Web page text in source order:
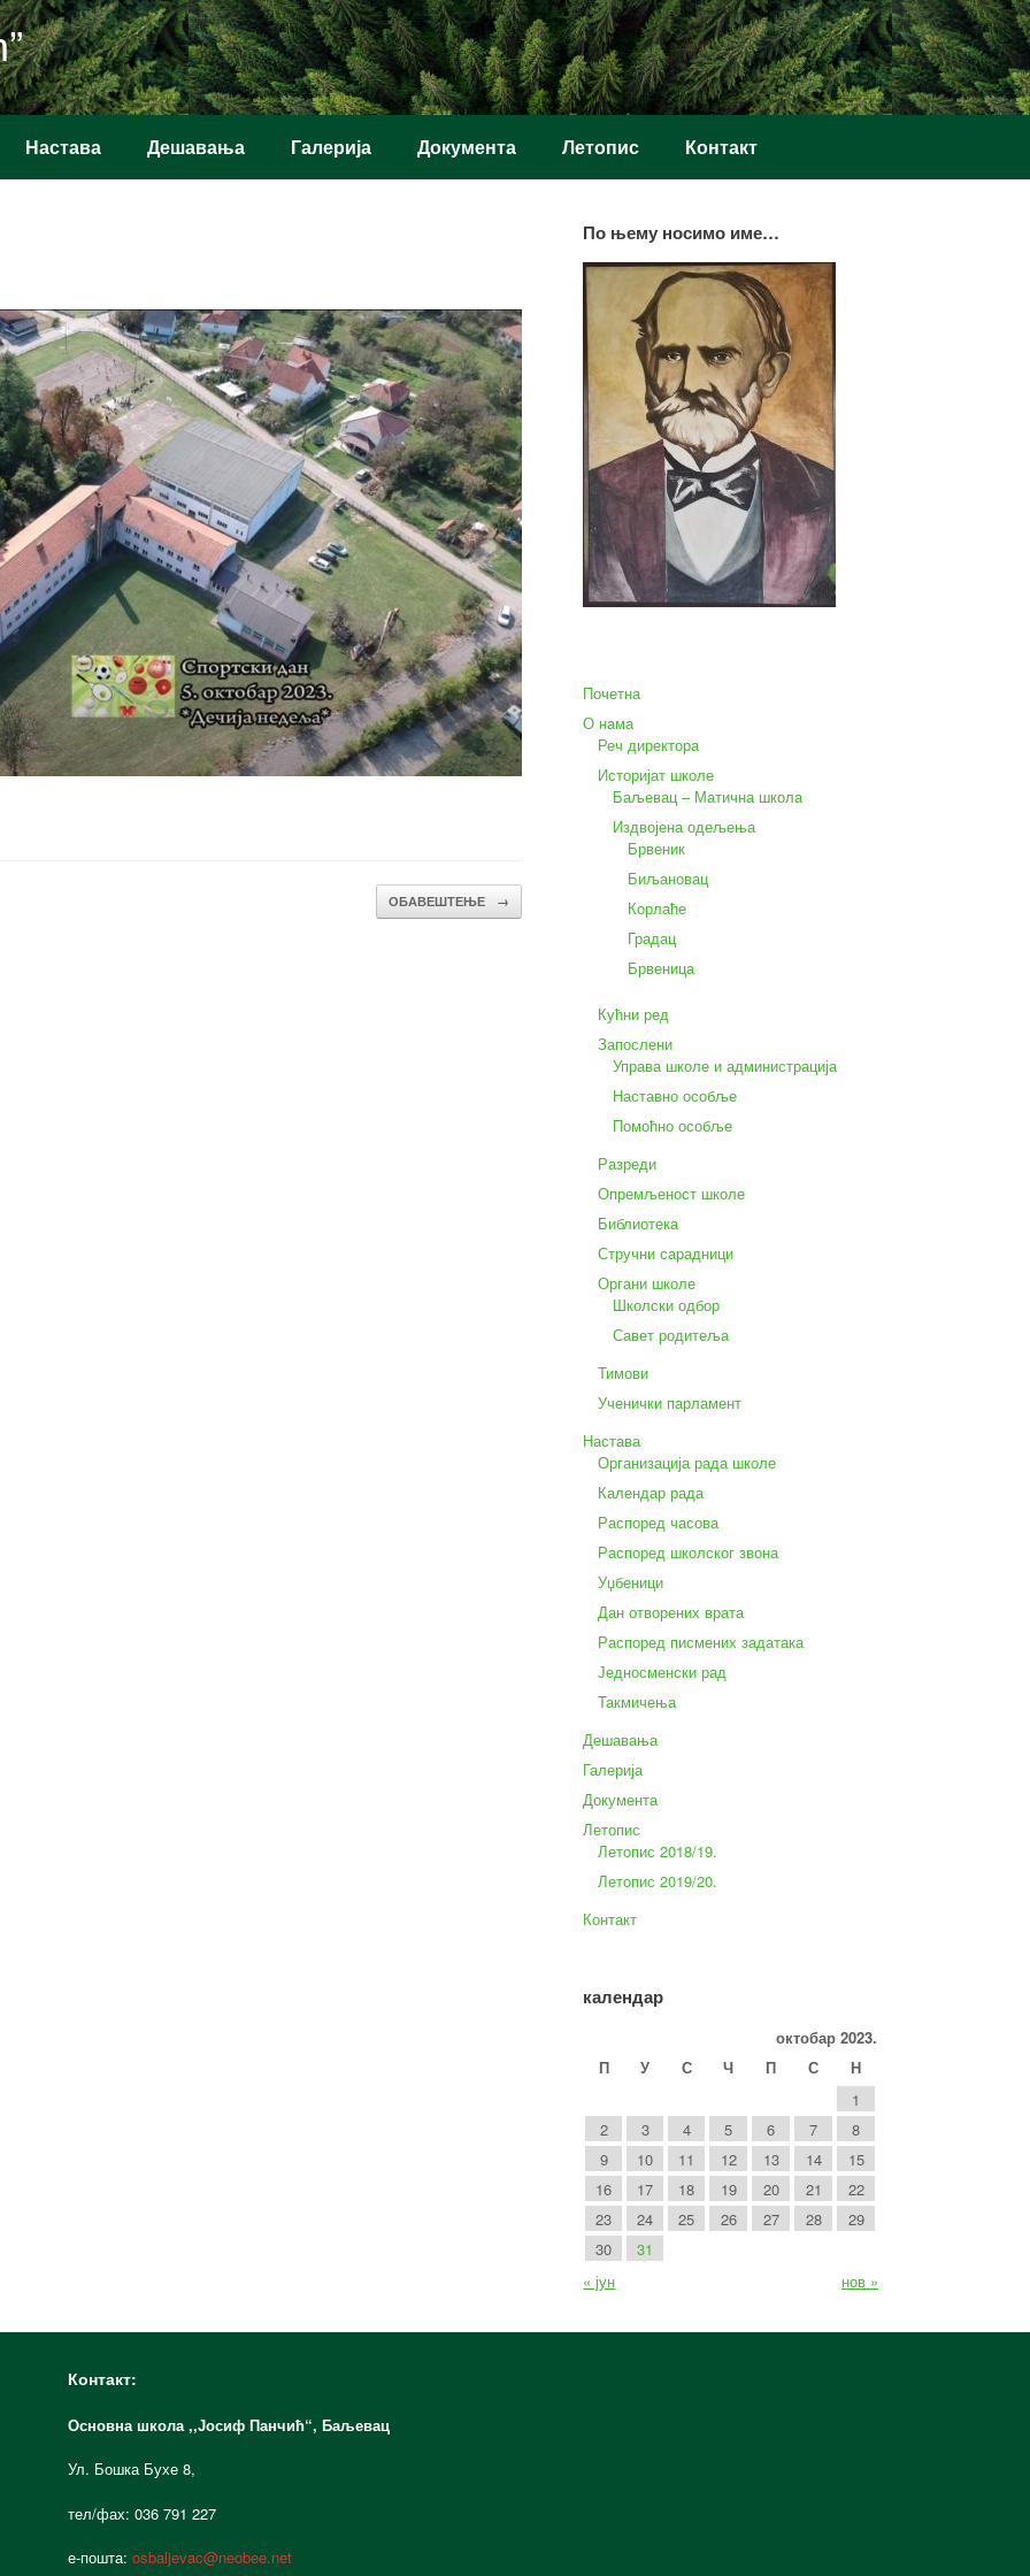
Настава Дешавања Галерија Документа Летопис Контакт
ОБАВЕШТЕЊЕ →
По њему носимо име…
Почетна
О нама
Реч директора
Историјат школе
Баљевац – Матична школа
Издвојена одељења
Брвеник
Биљановац
Корлаће
Градац
Брвеница
Кућни ред
Запослени
Управа школе и администрација
Наставно особље
Помоћно особље
Разреди
Опремљеност школе
Библиотека
Стручни сарадници
Органи школе
Школски одбор
Савет родитеља
Тимови
Ученички парламент
Настава
Организација рада школе
Календар рада
Распоред часова
Распоред школског звона
Уџбеници
Дан отворених врата
Распоред писмених задатака
Једносменски рад
Такмичења
Дешавања
Галерија
Документа
Летопис
Летопис 2018/19.
Летопис 2019/20.
Контакт
календар
октобар 2023.
П
У С Ч П С
Н
1
2
3 4 5 6 7
8
9
10 11 12 13 14
15
16
17 18 19 20 21
22
23
24 25 26 27 28
29
30
31
« јун
нов »
Контакт:
Основна школа ,,Јосиф Панчић“, Баљевац
Ул. Бошка Бухе 8,
тел/фах: 036 791 227
е-пошта: osbaljevac@neobee.net